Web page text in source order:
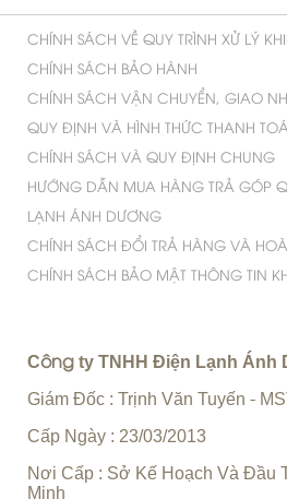
Copyright © 2015 Công ty
Dương. Designed by Nina.vn
Lên đầu trang